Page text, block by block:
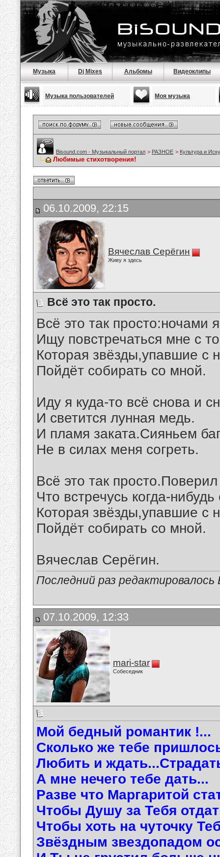
Музыка Dj Mixes Альбомы Видеоклипы
Музыка пользователей Моя музыка
Bisound.com - Музыкальный портал > РАЗНОЕ > Культура и
Любимые стихотворения!
06.10.2009, 22:15
Вячеслав Серёгин
Живу я здесь
Всё это так просто.
Всё это так просто:ночами
Ищу повстречаться мне с
Которая звёзды,упавшие с
Пойдёт собирать со мной.
Иду я куда-то всё снова и
И светится лунная медь.
И пламя заката.Сияньем
Не в силах меня согреть.
Всё это так
Что встречусь когда-нибудь
Которая звёзды,упавшие с
Пойдёт собирать со мной.
Вячеслав Серёгин.
Последний раз
07.10.2009, 12:33
mari-star
Собеседник
Мой бедный романтик !...
Сколько же тебе
Любить и
А мне нечего тебе дать...
Разве что Маргаритой
Чтобы Душу за Тебя
Чтобы хоть на чуточку
Звёздным звездопадом